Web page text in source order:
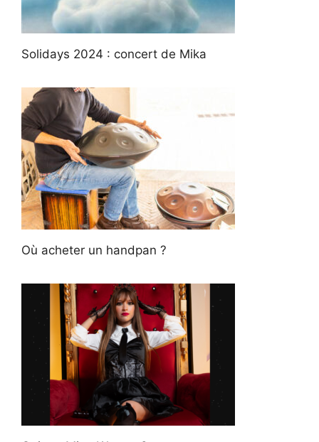
Solidays 2024 : concert de Mika
Où acheter un handpan ?